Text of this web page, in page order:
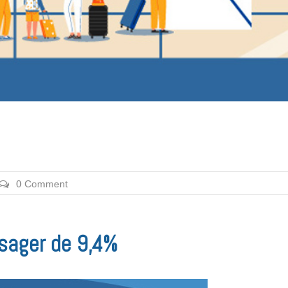
0 Comment
de 9,4%